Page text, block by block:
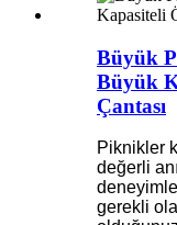
Büyük
Büyük
Çantası
Piknikler
değerli
gerekli